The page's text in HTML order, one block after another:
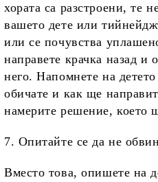
хората са разстроени, те
вашето дете или
или се почувства
направете крачка назад и
него. Напомнете на
обичате и как ще
намерите решение, което
7. Опитайте се да не
Вместо това, опишете на